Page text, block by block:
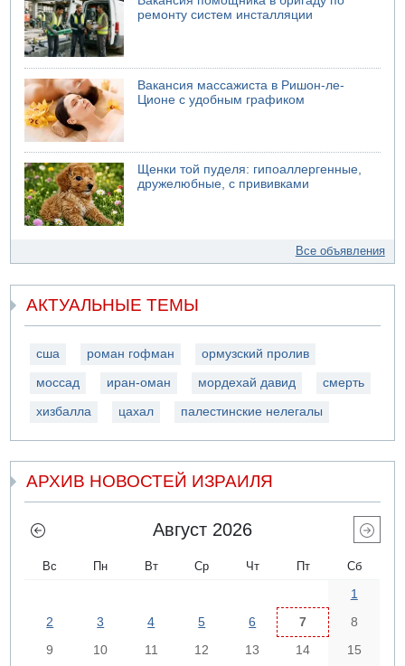
ремонту систем инсталляции
Вакансия массажиста в Ришон-ле-
Ционе с удобным графиком
Щенки той пуделя: гипоаллергенные,
дружелюбные, с прививками
Все объявления
АКТУАЛЬНЫЕ ТЕМЫ
сша роман гофман ормузский пролив
моссад иран-оман мордехай давид смерть
хизбалла цахал палестинские нелегалы
АРХИВ НОВОСТЕЙ ИЗРАИЛЯ
Август 2026
Вс Пн Вт Ср Чт Пт Сб
1
2
3 4 5 6 7
8
9
10 11 12 13 14
15